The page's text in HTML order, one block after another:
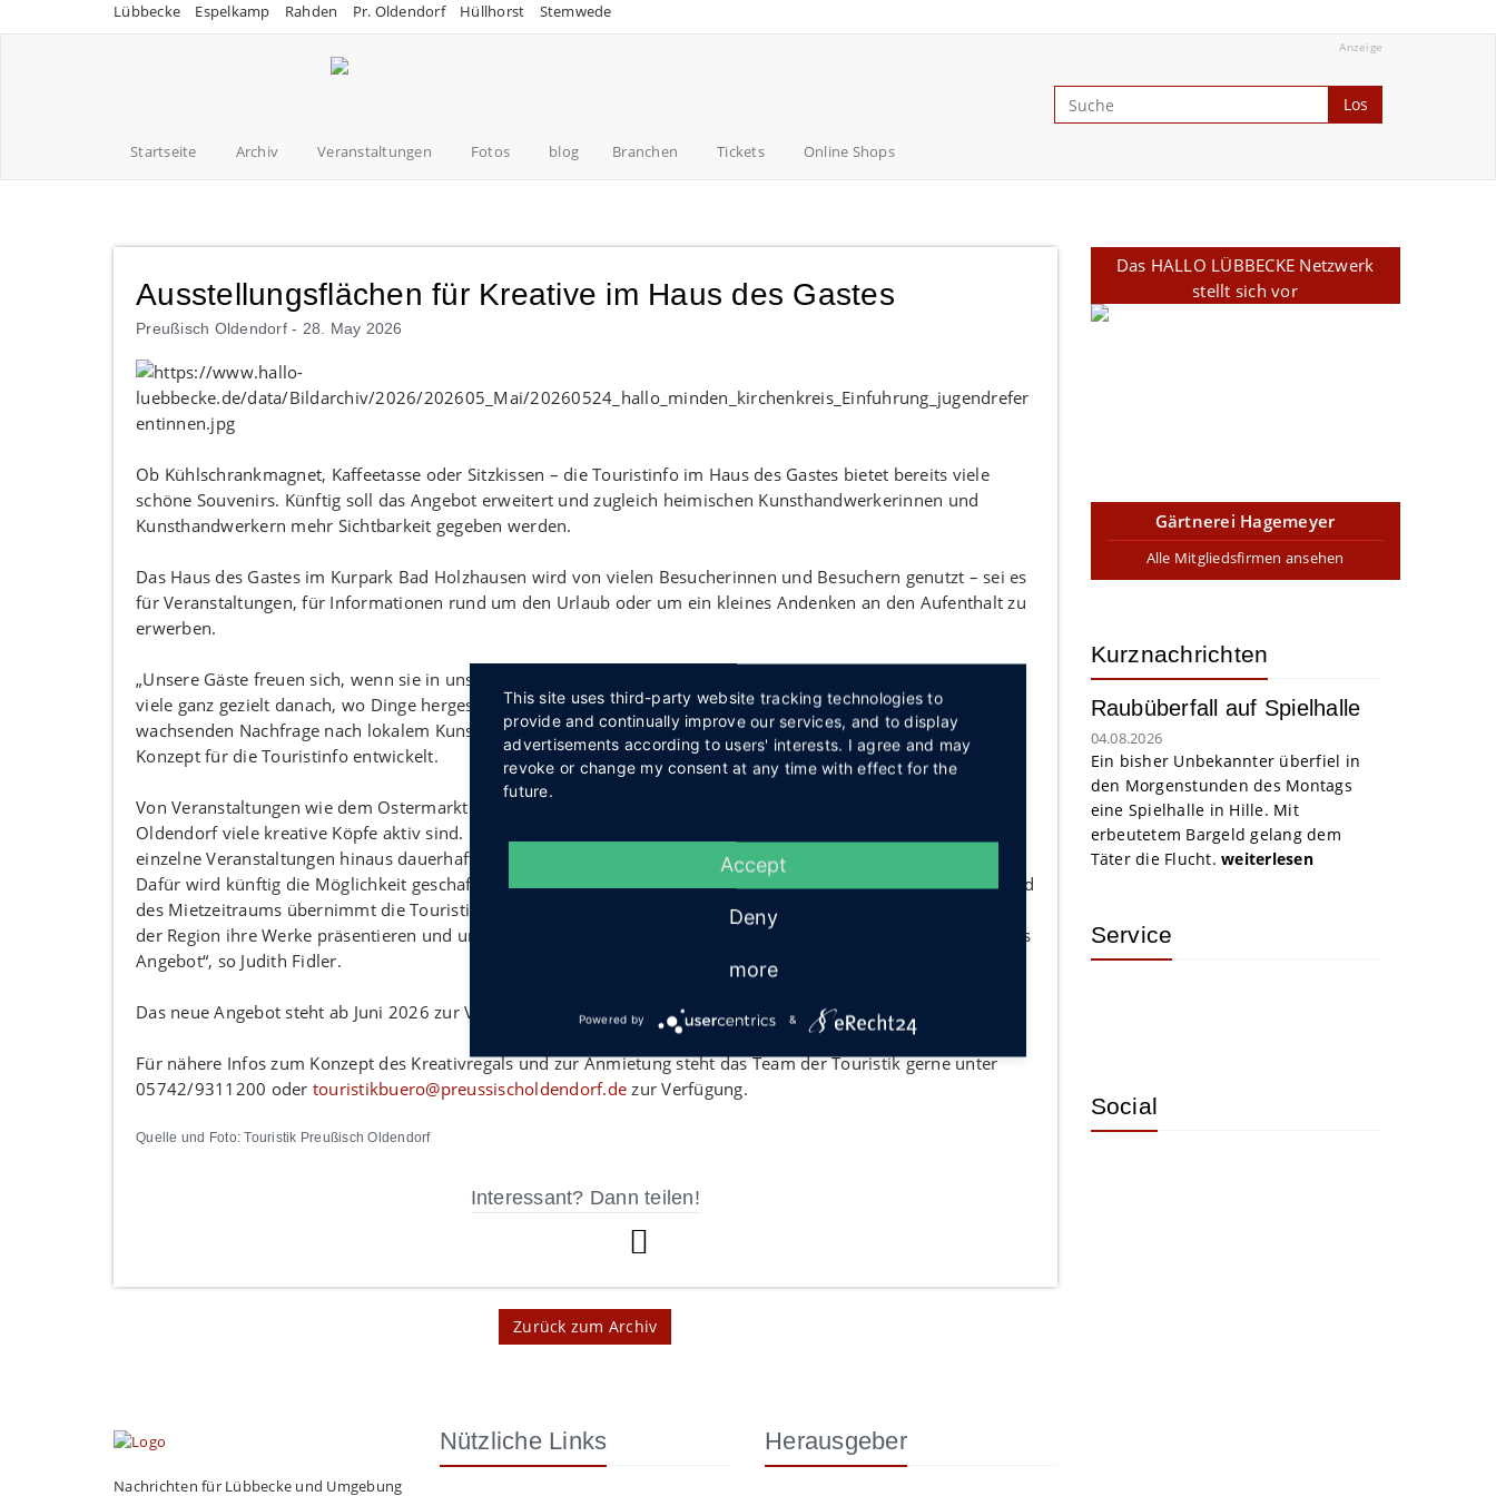
Lübbecke Espelkamp Rahden Pr. Oldendorf Hüllhorst Stemwede
Anzeige
Los
Startseite Archiv Veranstaltungen Fotos blog Branchen Tickets Online Shops
Ausstellungsflächen für Kreative im Haus des Gastes
Preußisch Oldendorf - 28. May 2026
Ob Kühlschrankmagnet, Kaffeetasse oder Sitzkissen – die Touristinfo im Haus des Gastes bietet bereits viele
schöne Souvenirs. Künftig soll das Angebot erweitert und zugleich heimischen Kunsthandwerkerinnen und
Kunsthandwerkern mehr Sichtbarkeit gegeben werden.
Das Haus des Gastes im Kurpark Bad Holzhausen wird von vielen Besucherinnen und Besuchern genutzt – sei es
für Veranstaltungen, für Informationen rund um den Urlaub oder um ein kleines Andenken an den Aufenthalt zu
erwerben.
„Unsere Gäste freuen sich, wenn sie in unseren Vitrinen neue Produkte entdecken. Außerdem fragen inzwischen
viele ganz gezielt danach, wo Dinge hergestellt werden“, berichtet Touristikleiterin Judith Fidler. Um der
wachsenden Nachfrage nach lokalem Kunsthandwerk künftig noch besser gerecht zu werden, wurde ein neues
Konzept für die Touristinfo entwickelt.
Von Veranstaltungen wie dem Ostermarkt oder den Weihnachtsmärkten ist bekannt, dass in und um Preußisch
Oldendorf viele kreative Köpfe aktiv sind. Diese Künstlerinnen und Künstler sowie ihre Arbeiten sollen nun über
einzelne Veranstaltungen hinaus dauerhaft für Gäste sichtbar gemacht werden.
Dafür wird künftig die Möglichkeit geschaffen, ein Regalfach in einer Vitrine der Touristinfo anzumieten. Während
des Mietzeitraums übernimmt die Touristinfo den Verkauf der ausgestellten Produkte. „So können Kreative aus
der Region ihre Werke präsentieren und unsere Gäste finden bei uns immer wieder ein wechselndes, besonderes
Angebot“, so Judith Fidler.
Das neue Angebot steht ab Juni 2026 zur Verfügung und erste Interessenbekundungen sind bereits eingegangen.
Für nähere Infos zum Konzept des Kreativregals und zur Anmietung steht das Team der Touristik gerne unter
05742/9311200 oder touristikbuero@preussischoldendorf.de zur Verfügung.
Quelle und Foto: Touristik Preußisch Oldendorf
Interessant? Dann teilen!
Zurück zum Archiv
Das HALLO LÜBBECKE Netzwerk
stellt sich vor
Gärtnerei Hagemeyer
Alle Mitgliedsfirmen ansehen
Kurznachrichten
Raubüberfall auf Spielhalle
04.08.2026
Ein bisher Unbekannter überfiel in
den Morgenstunden des Montags
eine Spielhalle in Hille. Mit
erbeutetem Bargeld gelang dem
Täter die Flucht. weiterlesen
Service
Social
Nachrichten für Lübbecke und Umgebung
Nützliche Links Herausgeber
This site uses third-party website tracking technologies to
provide and continually improve our services, and to display
advertisements according to users' interests. I agree and may
revoke or change my consent at any time with effect for the
future.
Accept
Deny
more
Powered by &